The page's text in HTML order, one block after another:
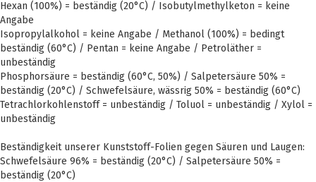
Hexan (100%) = beständig (20°C) / Isobutylmethylketon = keine
Angabe
Isopropylalkohol = keine Angabe / Methanol (100%) = bedingt
beständig (60°C) / Pentan = keine Angabe / Petroläther =
unbeständig
Phosphorsäure = beständig (60°C, 50%) / Salpetersäure 50% =
beständig (20°C) / Schwefelsäure, wässrig 50% = beständig (60°C)
Tetrachlorkohlenstoff = unbeständig / Toluol = unbeständig / Xylol =
unbeständig
Beständigkeit unserer Kunststoff-Folien gegen Säuren und Laugen:
Schwefelsäure 96% = beständig (20°C) / Salpetersäure 50% =
beständig (20°C)